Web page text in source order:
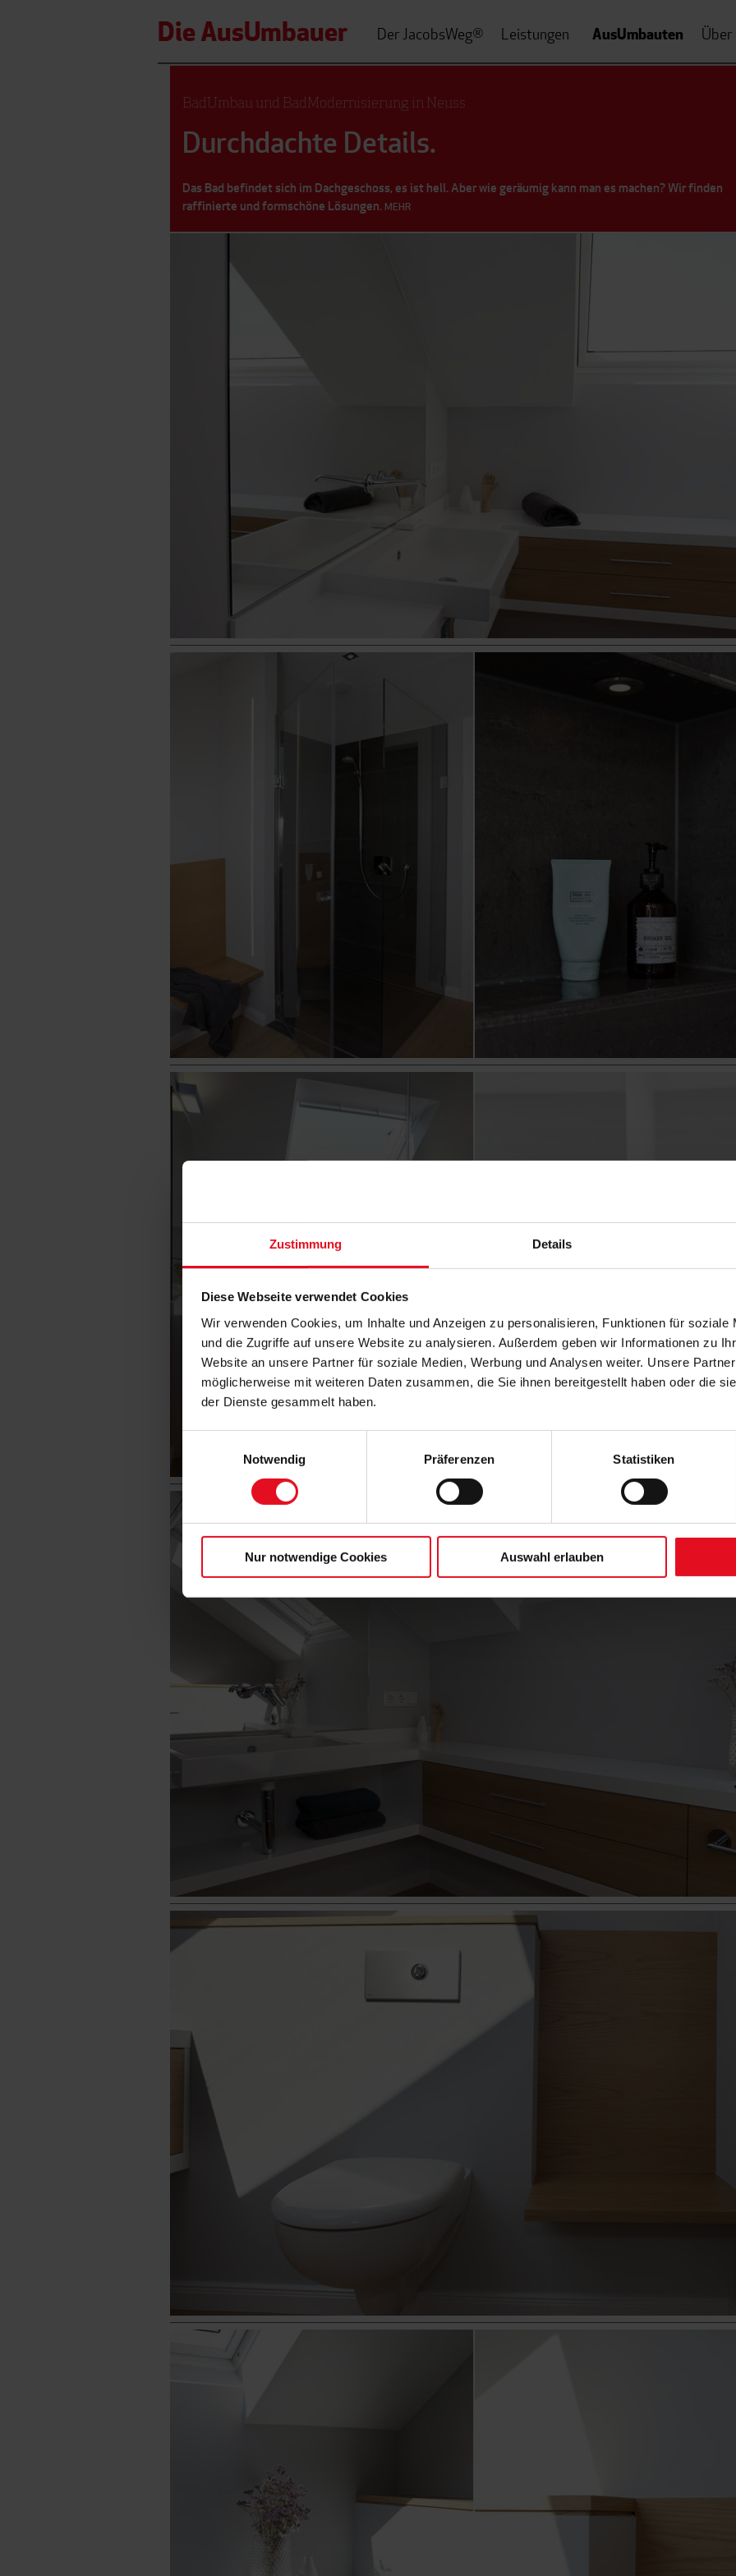
Zustimmung Details
Diese Webseite verwendet Cookies
Wir verwenden Cookies, um Inhalte und Anzeigen zu personalisieren, Funktionen für soziale
und die Zugriffe auf unsere Website zu analysieren. Außerdem geben wir Informationen zu
Website an unsere Partner für soziale Medien, Werbung und Analysen weiter. Unsere
möglicherweise mit weiteren Daten zusammen, die Sie ihnen bereitgestellt haben oder die
der Dienste gesammelt haben.
Notwendig
Präferenzen Statistiken
Nur notwendige Cookies Auswahl erlauben
Die AusUmbauer Der JacobsWeg® Leistungen AusUmbauten Über
BadUmbau und BadModernisierung in Neuss
Durchdachte Details.
Das Bad befindet sich im Dachgeschoss, es ist hell. Aber wie geräumig kann man es machen? Wir finden
raffinierte und formschöne Lösungen. MEHR